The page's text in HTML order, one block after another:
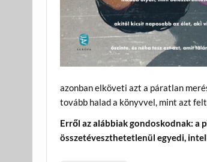
azonban elköveti azt a páratlan
tovább halad a könyvvel, mint azt
Erről az alábbiak gondoskodnak: a
összetéveszthetetlenül egyedi,